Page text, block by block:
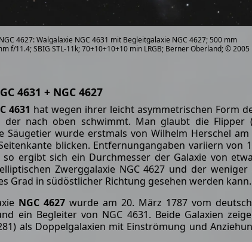
4627: Walgalaxie NGC 4631 mit Begleitgalaxie NGC 4627; 500 mm
f/11.4; SBIG STL-11k; 70+10+10+10 min LRGB; Berner Oberland; © 2005
4631 + NGC 4627
4631 hat wegen ihrer leicht asymmetrischen Form
der nach oben schwimmt. Man glaubt die Flipper
Säugetier wurde erstmals von Wilhelm Herschel
blicken. Entfernungangaben variiern
so ergibt sich ein Durchmesser der Galaxie von
Zwerggalaxie NGC 4627 und der
Grad in südöstlicher Richtung gesehen werden kann.
NGC 4627 wurde am 20. März 1787 vom
ein Begleiter von NGC 4631. Beide Galaxien
als Doppelgalaxien mit Einströmung und